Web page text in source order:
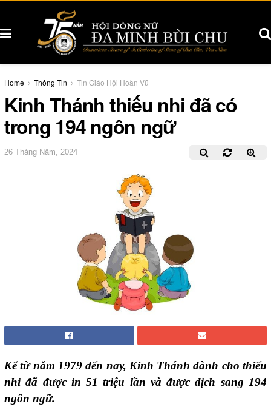
Home Thông Tin Tin Giáo Hội Hoàn Vũ
Kinh Thánh thiếu nhi đã có
trong 194 ngôn ngữ
26 Tháng Năm, 2024
Kể từ năm 1979 đến nay, Kinh Thánh dành cho thiếu
nhi đã được in 51 triệu lần và được dịch sang 194
ngôn ngữ.